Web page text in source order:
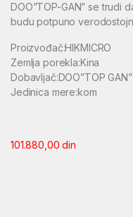
DOO”TOP-GAN” se trudi
budu potpuno
Proizvođač:HIKMICRO
Zemlja porekla:Kina
Dobavljač:DOO”TOP GAN”
Jedinica mere:kom
101.880,00din